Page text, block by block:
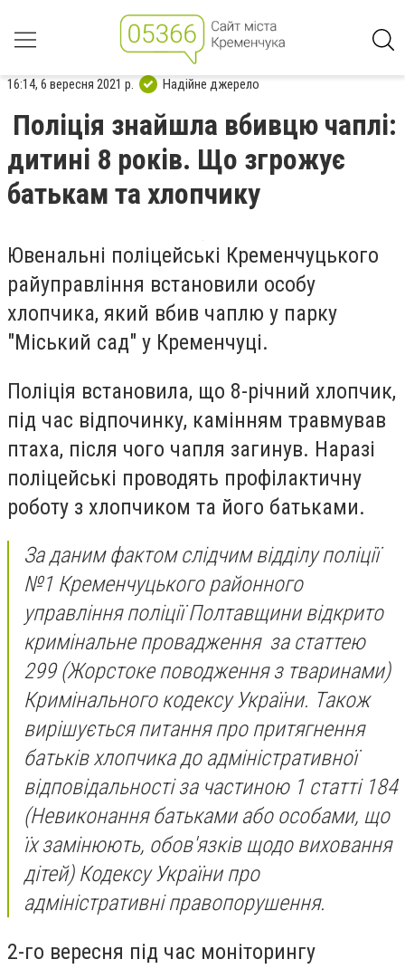
16:14, 6 вересня 2021 р. Надійне джерело
Поліція знайшла вбивцю чаплі:
дитині 8 років. Що згрожує
батькам та хлопчику
Ювенальні поліцейські Кременчуцького
райуправління встановили особу
хлопчика, який вбив чаплю у парку
"Міський сад" у Кременчуці.
Поліція встановила, що 8-річний хлопчик,
під час відпочинку, камінням травмував
птаха, після чого чапля загинув. Наразі
поліцейські проводять профілактичну
роботу з хлопчиком та його батьками.
За даним фактом слідчим відділу поліції
№1 Кременчуцького районного
управління поліції Полтавщини відкрито
кримінальне провадження за статтею
299 (Жорстоке поводження з тваринами)
Кримінального кодексу України. Також
вирішується питання про притягнення
батьків хлопчика до адміністративної
відповідальності за частиною 1 статті 184
(Невиконання батьками або особами, що
їх замінюють, обов'язків щодо виховання
дітей) Кодексу України про
адміністративні правопорушення.
2-го вересня під час моніторингу